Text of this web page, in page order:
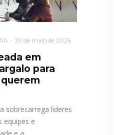
29 de maio de 2026
em
para
sobrecarrega líderes
equipes e
e a